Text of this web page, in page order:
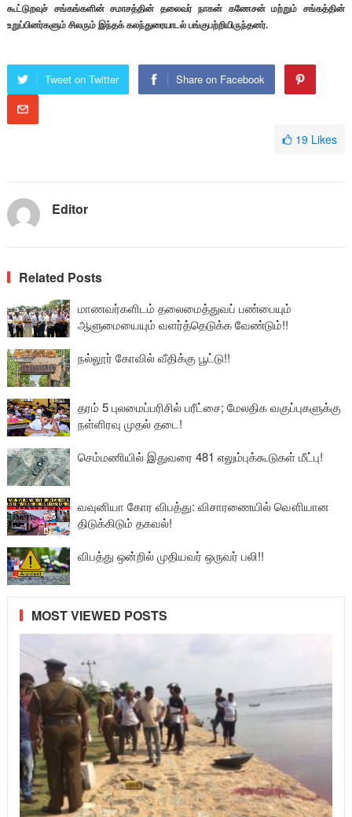
கூட்டுறவுச் சங்கங்களின் சமாசத்தின் தலைவர் நாகன் கணேசன் மற்றும் சங்கத்தின்
உறுப்பினர்களும் சிலரும் இந்தக் கலந்துரையாடல் பங்குபற்றியிருந்தனர்.
Tweet on Twitter Share on Facebook
19 Likes
Editor
Related Posts
மாணவர்களிடம் தலைமைத்துவப் பண்பையும்
ஆளுமையையும் வளர்த்தெடுக்க வேண்டும்!!
நல்லூர் கோவில் வீதிக்கு பூட்டு!!
தரம் 5 புலமைப்பரிசில் பரீட்சை; மேலதிக வகுப்புகளுக்கு
நள்ளிரவு முதல் தடை!
செம்மணியில் இதுவரை 481 எலும்புக்கூடுகள் மீட்பு!
வவுனியா கோர விபத்து: விசாரணையில் வௌியான
திடுக்கிடும் தகவல்!
விபத்து ஒன்றில் முதியவர் ஒருவர் பலி!!
MOST VIEWED POSTS